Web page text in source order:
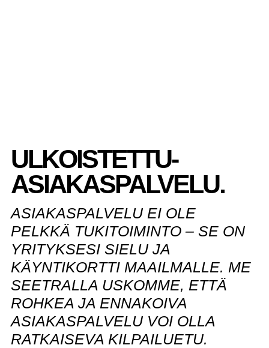
ULKOISTETTU-
ASIAKASPALVELU.
ASIAKASPALVELU EI OLE
PELKKÄ TUKITOIMINTO – SE ON
YRITYKSESI SIELU JA
KÄYNTIKORTTI MAAILMALLE. ME
SEETRALLA USKOMME, ETTÄ
ROHKEA JA ENNAKOIVA
ASIAKASPALVELU VOI OLLA
RATKAISEVA KILPAILUETU.